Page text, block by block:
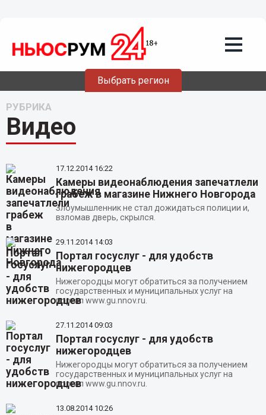
Выбрать регион
РУБРИКА
Видео
17.12.2014 16:22
Камеры видеонаблюдения запечатлели
грабеж в магазине Нижнего Новгорода
Злоумышленник не стал дожидаться полиции и,
взломав дверь, скрылся.
29.11.2014 14:03
Портал госуслуг - для удобств
нижегородцев
Нижегородцы могут обратиться за получением
государственных и муниципальных услуг на
портал www.gu.nnov.ru.
27.11.201409:03
Портал госуслуг - для удобств
нижегородцев
Нижегородцы могут обратиться за получением
государственных и муниципальных услуг на
портал www.gu.nnov.ru.
13.08.2014 10:26